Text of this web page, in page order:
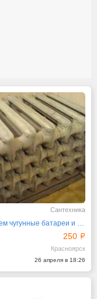
Сантехника
Покупаем чугунные батареи и ванны Б У
250
Красноярск
26 апреля в 18:26